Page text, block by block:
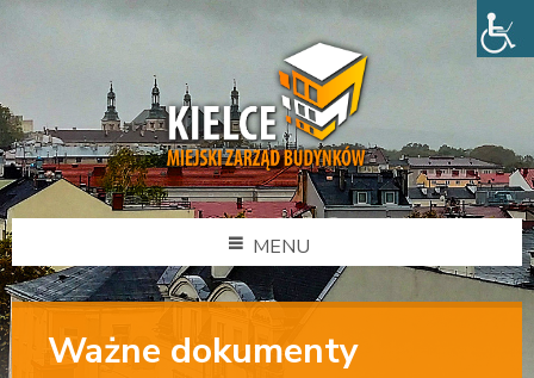
MENU
Ważne dokumenty